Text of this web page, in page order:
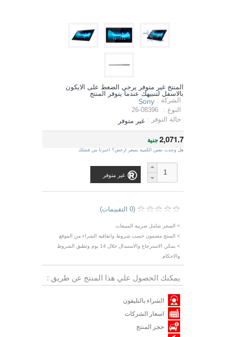
المنتج غير متوفر يرجي الضغط على الايكون
بالاسفل لتنبيهك عندما يتوفر المنتج
الشركة : Sony
النوع :
26-08396
حالة التوفر : غير متوفر
2,071.7جنية
هل وجدت نفس الكمية بسعر ارخص؟ اخبرنا من فضلك
غير متوفر
(0 التقييمات)
> السعر شامل ضريبة المبيعات
> المنتج مضمون حسب شروط واتفاقية الشراء من الموقع
> يمكن الاسترجاع والاستبدال خلال 14 يوم وتطبق الشروط
والاحكام
يمكنك الحصول علي هذا المنتج عن طريق :
الشراء بالتليفون
اسعار الشركات
حجز المنتج